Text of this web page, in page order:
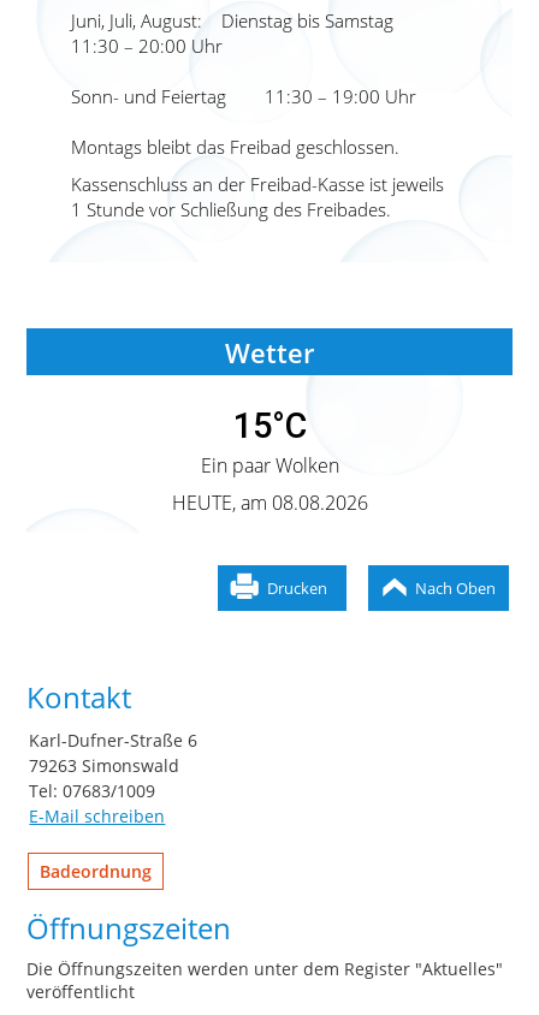
Juni, Juli, August: Dienstag bis Samstag
11:30 – 20:00 Uhr
Sonn- und Feiertag 11:30 – 19:00 Uhr
Montags bleibt das Freibad geschlossen.
Kassenschluss an der Freibad-Kasse ist jeweils
1 Stunde vor Schließung des Freibades.
Wetter
15°C
Ein paar Wolken
HEUTE, am 08.08.2026
Nach Oben
Drucken
Kontakt
Karl-Dufner-Straße 6
79263 Simonswald
Tel: 07683/1009
E-Mail schreiben
Badeordnung
Öffnungszeiten
Die Öffnungszeiten werden unter dem Register "Aktuelles"
veröffentlicht